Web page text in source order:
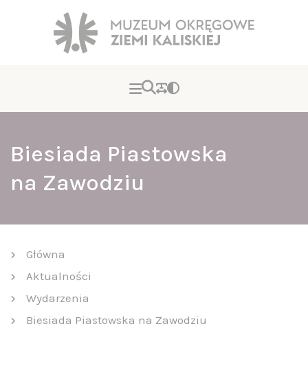
Biesiada Piastowska
na Zawodziu
Główna
Aktualności
Wydarzenia
Biesiada Piastowska na Zawodziu